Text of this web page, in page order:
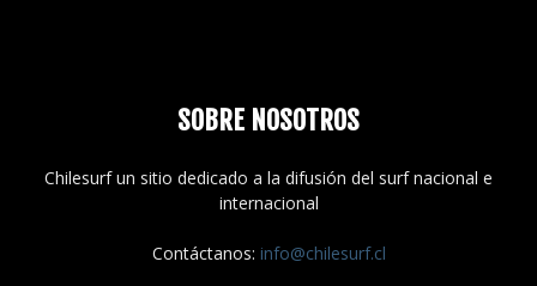
SOBRE NOSOTROS
Chilesurf un sitio dedicado a la difusión del surf nacional e
internacional
Contáctanos: info@chilesurf.cl